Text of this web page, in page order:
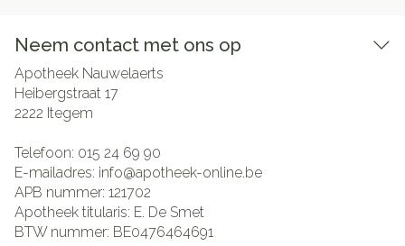
Neem contact met ons op
Apotheek Nauwelaerts
Heibergstraat 17
2222 Itegem
Telefoon: 015 24 69 90
E-mailadres: info@apotheek-online.be
APB nummer: 121702
Apotheek titularis: E. De Smet
BTW nummer: BE0476464691